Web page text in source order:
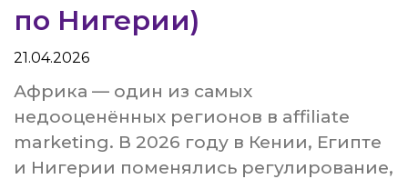
по Нигерии)
21.04.2026
Африка — один из самых
недооценённых регионов в affiliate
marketing. В 2026 году в Кении, Египте
и Нигерии поменялись регулирование,